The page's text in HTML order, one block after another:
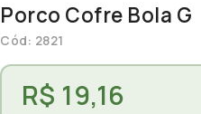
Porco Cofre Bola G
Cód: 2821
R$ 19,16